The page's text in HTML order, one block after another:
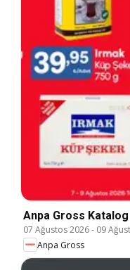
Anpa Gross Katalog
07 Ağustos 2026- 09
Anpa Gross